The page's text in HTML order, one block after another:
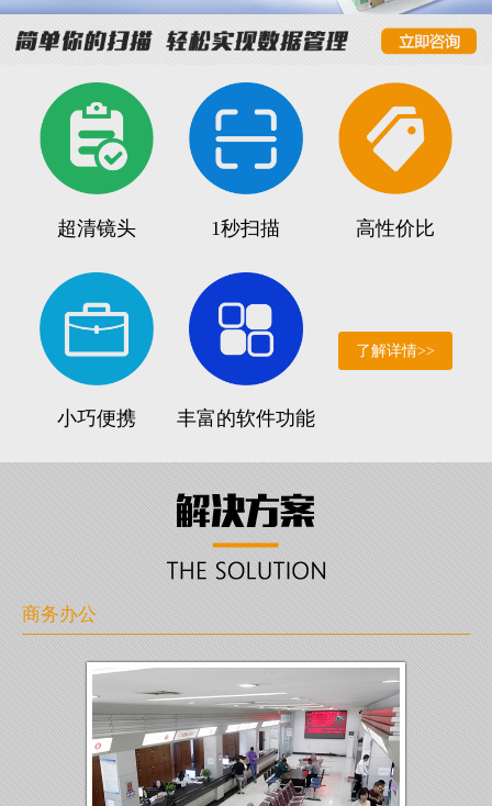
超清镜头 1秒扫描 高性价比
小巧便携 丰富的软件功能
了解详情>>
商务办公